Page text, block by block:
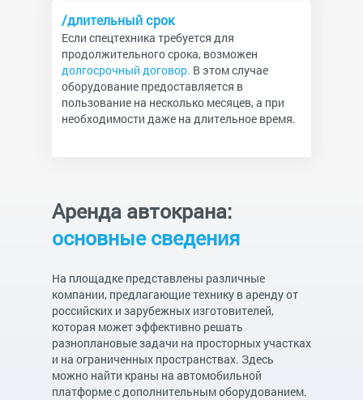
/длительный срок
Если спецтехника требуется для
продолжительного срока, возможен
долгосрочный договор. В этом случае
оборудование предоставляется в
пользование на несколько месяцев, а при
необходимости даже на длительное время.
Аренда автокрана:
основные сведения
На площадке представлены различные
компании, предлагающие технику в аренду от
российских и зарубежных изготовителей,
которая может эффективно решать
разноплановые задачи на просторных участках
и на ограниченных пространствах. Здесь
можно найти краны на автомобильной
платформе с дополнительным оборудованием.